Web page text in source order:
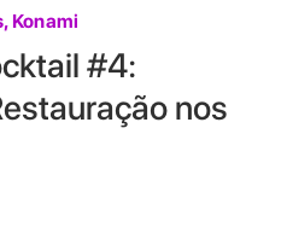
, Konami
#4:
nos